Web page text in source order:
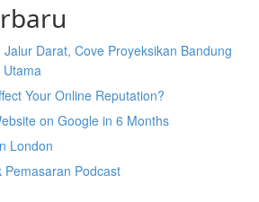
Darat, Cove Proyeksikan Bandung
Utama
Your Online Reputation?
on Google in 6 Months
London
Podcast